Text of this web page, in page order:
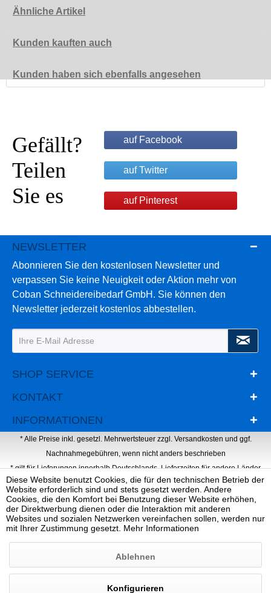
Ähnliche Artikel
Kunden kauften auch
Kunden haben sich ebenfalls angesehen
Gefällt?
Teilen
Sie es
auf Facebook
auf Twitter
auf Pinterest
NEWSLETTER
Abonnieren Sie den kostenlosen Newsletter und
verpassen Sie keine Neuigkeit oder Aktion mehr von
Coban Schneidereibedarf GmbH. Sie können den
Newsletter jederzeit kostenlos abbestellen.
SHOP SERVICE
KONTAKT
INFORMATIONEN
* Alle Preise inkl. gesetzl. Mehrwertsteuer zzgl. Versandkosten und ggf.
Nachnahmegebühren, wenn nicht anders beschrieben
* gilt für Lieferungen innerhalb Deutschlands, Lieferzeiten für andere Länder
entnehmen Sie bitte der Schaltfläche mit den Versandinformationen
Webdesign, Programmierung & Marketing von Ihrer Werbeagentur Dietz
Diese Website benutzt Cookies, die für den technischen Betrieb der
Website erforderlich sind und stets gesetzt werden. Andere
Cookies, die den Komfort bei Benutzung dieser Website erhöhen,
der Direktwerbung dienen oder die Interaktion mit anderen
Websites und sozialen Netzwerken vereinfachen sollen, werden nur
mit Ihrer Zustimmung gesetzt. Mehr Informationen
Ablehnen
Konfigurieren